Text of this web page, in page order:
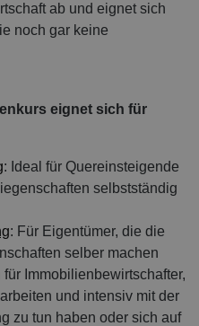
ab und eignet sich
noch gar keine
eignet sich für
: Ideal für Quereinsteigende
selbstständig
: Für Eigentümer, die die
selber machen
Immobilienbewirtschafter,
und intensiv mit der
zu tun haben oder sich auf